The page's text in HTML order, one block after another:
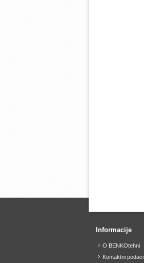
Informacije
O BENKOtehni
Kontaktni podaci